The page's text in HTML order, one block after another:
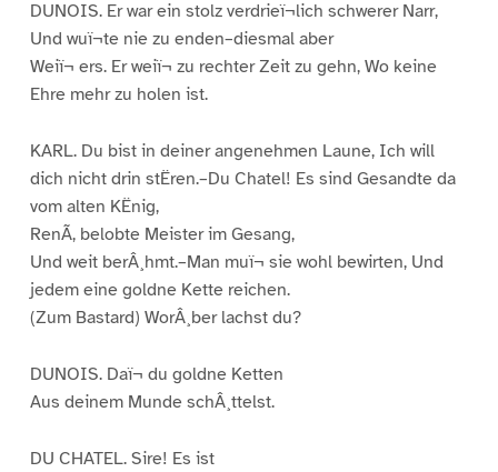
DUNOIS. Er war ein stolz verdrieï¬lich schwerer Narr,
Und wuï¬te nie zu enden–diesmal aber
Weiï¬ ers. Er weiï¬ zu rechter Zeit zu gehn, Wo keine
Ehre mehr zu holen ist.
KARL. Du bist in deiner angenehmen Laune, Ich will
dich nicht drin stËren.–Du Chatel! Es sind Gesandte da
vom alten KËnig,
RenÃ, belobte Meister im Gesang,
Und weit berÂ¸hmt.–Man muï¬ sie wohl bewirten, Und
jedem eine goldne Kette reichen.
(Zum Bastard) WorÂ¸ber lachst du?
DUNOIS. Daï¬ du goldne Ketten
Aus deinem Munde schÂ¸ttelst.
DU CHATEL. Sire! Es ist